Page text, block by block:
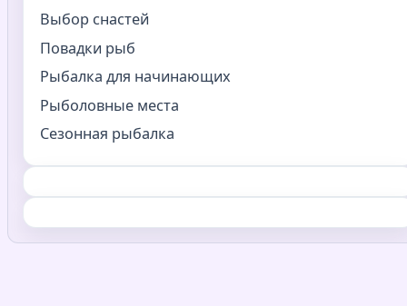
Выбор снастей
Повадки рыб
Рыбалка для начинающих
Рыболовные места
Сезонная рыбалка